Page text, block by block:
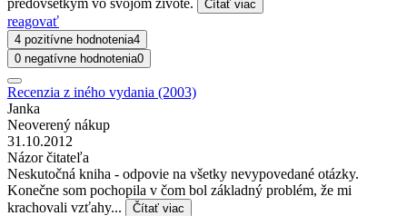
Čítať viac
reagovať
4 pozitívne hodnotenia4
0 negatívne hodnotenia0
Recenzia z iného vydania (2003)
Janka
Neoverený nákup
31.10.2012
Názor čitateľa
Neskutočná kniha - odpovie na všetky nevypovedané otázky.
Konečne som pochopila v čom bol základný problém, že mi
krachovali vzťahy...
Čítať viac